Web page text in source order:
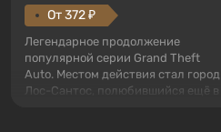
От 372 ₽
Легендарное продолжение
популярной серии Grand Theft
Auto. Местом действия стал город
Лос-Сантос, полюбившийся ещё в